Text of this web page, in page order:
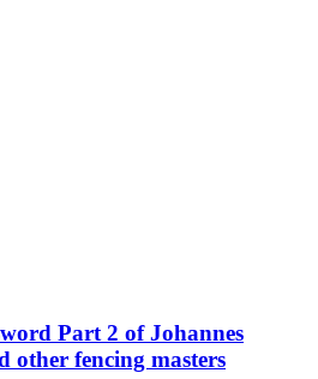
Part 2 of Johannes
other fencing masters